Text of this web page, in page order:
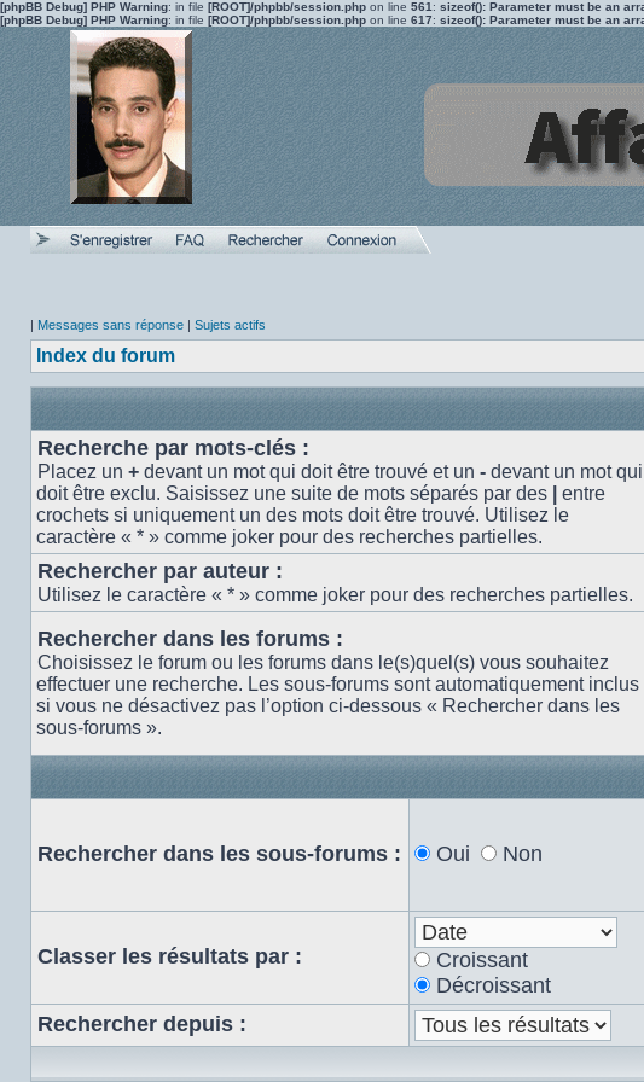
[phpBB Debug] PHP Warning: in file [ROOT]/phpbb/session.php on line 561 : sizeof(): Parameter must be an
[phpBB Debug] PHP Warning: in file [ROOT]/phpbb/session.php on line 617: sizeof(): Parameter must be an
| Messages sans réponse | Sujets actifs
Index du forum
Recherche par mots-clés :
Placez un + devant un mot qui doit être trouvé et un - devant un mot qui
doit être exclu. Saisissez une suite de mots séparés par des
entre
crochets si uniquement un des mots doit être trouvé. Utilisez le
caractère « * » comme joker pour des recherches partielles.
Rechercher par auteur :
Utilisez le caractère « * » comme joker pour des recherches partielles.
Rechercher dans les forums :
Choisissez le forum ou les forums dans le(s)quel(s) vous souhaitez
effectuer une recherche. Les sous-forums sont automatiquement inclus
si vous ne désactivez pas l’option ci-dessous « Rechercher dans les
sous-forums ».
Rechercher dans les sous-forums : Oui Non
Classer les résultats par :
Croissant
Décroissant
Rechercher depuis :